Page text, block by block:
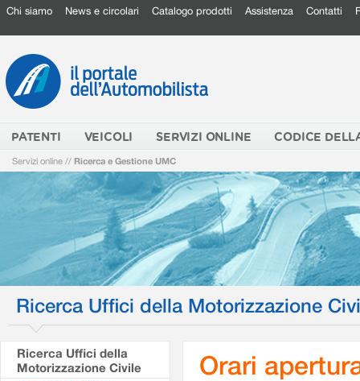
Chi siamo News e circolari Catalogo prodotti Assistenza Contatti
PATENTI VEICOLI SERVIZI ONLINE CODICE
Servizi online // Ricerca e Gestione UMC
Ricerca Uffici della Motorizzazione
Ricerca Uffici della
Motorizzazione Civile
Orari